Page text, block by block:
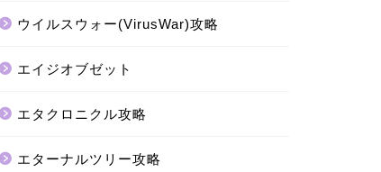
ウイルスウォー(VirusWar)攻略
エイジオブゼット
エタクロニクル攻略
エターナルツリー攻略